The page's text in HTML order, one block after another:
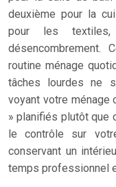
deuxième pour la
pour les
désencombrement.
routine ménage
tâches lourdes ne
voyant votre ménage
» planifiés plutôt que
le contrôle sur
conservant un
temps professionnel